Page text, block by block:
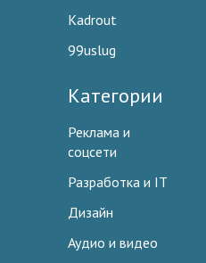
Kadrout
99uslug
Категории
Реклама и
соцсети
Разработка и IT
Дизайн
Аудио и видео